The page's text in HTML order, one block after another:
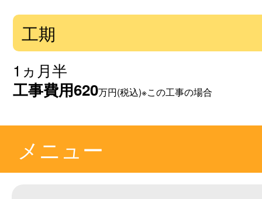
工期
1ヵ月半
工事費用620万円(税込)※この工事の場合
メニュー